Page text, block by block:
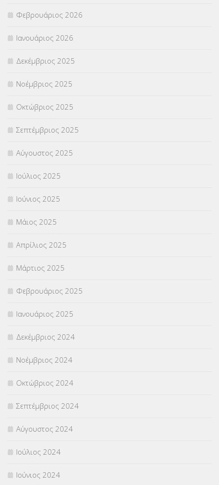
ΣΥΜΒΟΥΛΕΥΤΙΚΟΣ ΣΤΑΘΜΟΣ ΝΕΩΝ
ΣΥΝΤΑΞΕΙΣ(12)
ΣΧΟΛΙΚΟΙ ΣΥΜΒΟΥΛΟΙ
ΥΠΕΡΑΡΙΘΜΟΙ(1)
ΥΠΟΤΡΟΦΙΕΣ(28)
ΦΥΣΙΚΗ ΑΓΩΓΗ(692)
Χωρίς κατηγορία
Φεβρουάριος 2026
Ιανουάριος 2026
Δεκέμβριος 2025
Νοέμβριος 2025
Οκτώβριος 2025
Σεπτέμβριος 2025
Αύγουστος 2025
Ιούλιος 2025
Ιούνιος 2025
Μάιος 2025
Απρίλιος 2025
Μάρτιος 2025
Φεβρουάριος 2025
Ιανουάριος 2025
Δεκέμβριος 2024
Νοέμβριος 2024
Οκτώβριος 2024
Σεπτέμβριος 2024
Αύγουστος 2024
Ιούλιος 2024
Ιούνιος 2024